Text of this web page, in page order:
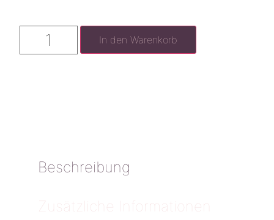
In den Warenkorb
Beschreibung
Zusätzliche Informationen